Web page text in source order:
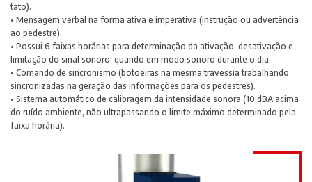
tato).
• Mensagem verbal na forma ativa e imperativa (instrução ou advertência
ao pedestre).
• Possui 6 faixas horárias para determinação da ativação, desativação e
limitação do sinal sonoro, quando em modo sonoro durante o dia.
• Comando de sincronismo (botoeiras na mesma travessia trabalhando
sincronizadas na geração das informações para os pedestres).
• Sistema automático de calibragem da intensidade sonora (10 dBA acima
do ruído ambiente, não ultrapassando o limite máximo determinado pela
faixa horária).